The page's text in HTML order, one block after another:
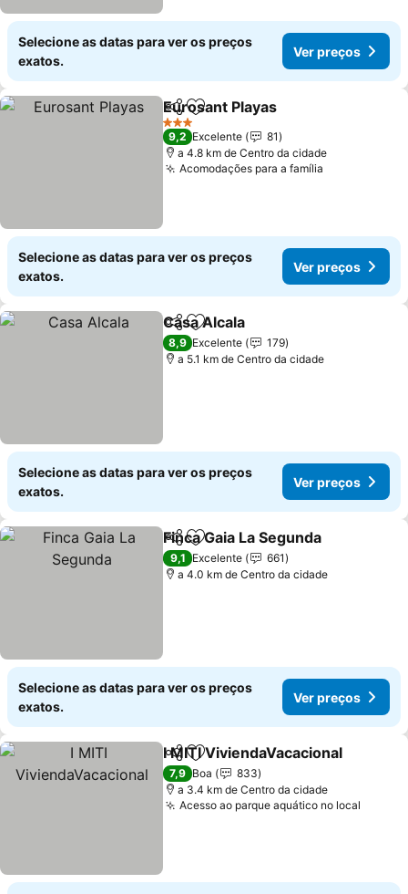
Selecione as datas para ver os preços
exatos.
Ver preços
PartilharAdicionar aos favoritos
Eurosant Playas
3 Estrelas
9,2 Excelente
81
a 4.8 km de Centro da cidade
Acomodações para a família
Selecione as datas para ver os preços
exatos.
Ver preços
PartilharAdicionar aos favoritos
Casa Alcala
8,9 Excelente
179
a 5.1 km de Centro da cidade
Selecione as datas para ver os preços
exatos.
Ver preços
PartilharAdicionar aos favoritos
Finca Gaia La Segunda
9,1 Excelente
661
a 4.0 km de Centro da cidade
Selecione as datas para ver os preços
exatos.
Ver preços
PartilharAdicionar aos favoritos
I MITI ViviendaVacacional
7,9 Boa
833
a 3.4 km de Centro da cidade
Acesso ao parque aquático no local